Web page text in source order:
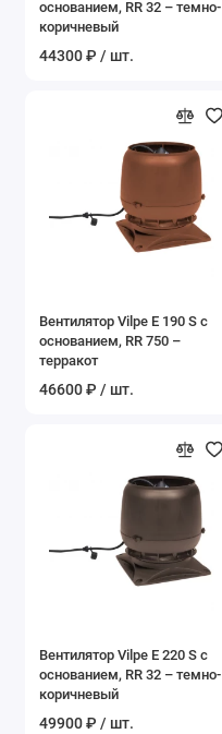
основанием, RR 32 – темно-
коричневый
44300 ₽ / шт.
Вентилятор Vilpe E 190 S c
основанием, RR 750 –
терракот
46600 ₽ / шт.
Вентилятор Vilpe E 220 S c
основанием, RR 32 – темно-
коричневый
49900 ₽ / шт.